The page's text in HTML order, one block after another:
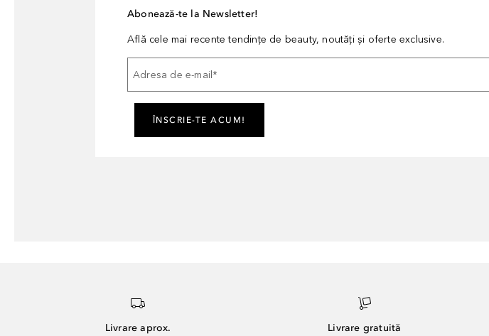
Abonează-te la Newsletter!
Află cele mai recente tendințe de beauty, noutăți și oferte exclusive.
Adresa de e-mail *
ÎNSCRIE-TE ACUM!
Livrare aprox.
Livrare gratuită